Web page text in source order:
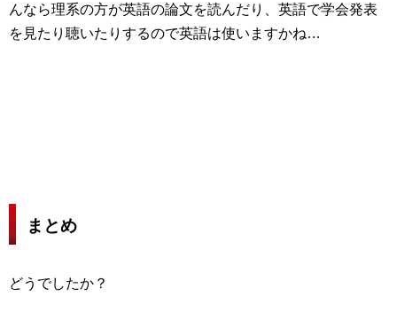
んなら理系の方が英語の論文を読んだり、英語で学会発表
を見たり聴いたりするので英語は使いますかね…
まとめ
どうでしたか？